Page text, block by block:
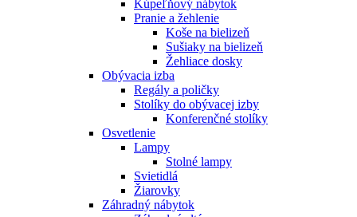
Kúpeľňový nábytok
Pranie a žehlenie
Koše na bielizeň
Sušiaky na bielizeň
Žehliace dosky
Obývacia izba
Regály a poličky
Stolíky do obývacej izby
Konferenčné stolíky
Osvetlenie
Lampy
Stolné lampy
Svietidlá
Žiarovky
Záhradný nábytok